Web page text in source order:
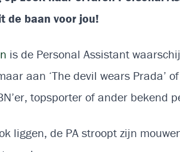
de baan voor jou!
is de Personal Assistant
aan ‘The devil wears Prada’
topsporter of ander bekend
liggen, de PA stroopt zijn